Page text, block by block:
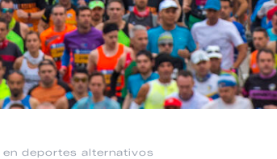
deportes alternativos